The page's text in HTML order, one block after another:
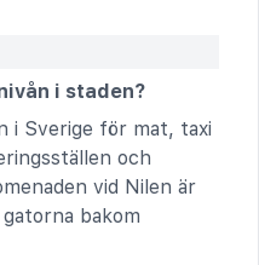
i staden?
i Sverige för mat, taxi
och
vid Nilen är
bakom